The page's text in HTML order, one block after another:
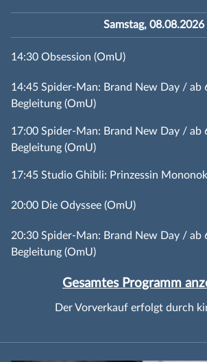
Samstag, 08.08.2026
14:30 Obsession (OmU)
14:45 Spider-Man: Brand New Day / ab
Begleitung (OmU)
17:00 Spider-Man: Brand New Day / ab
Begleitung (OmU)
17:45 Studio Ghibli: Prinzessin
20:00 Die Odyssee (OmU)
20:30 Spider-Man: Brand New Day / ab
Begleitung (OmU)
Gesamtes Programm
Der Vorverkauf erfolgt durch